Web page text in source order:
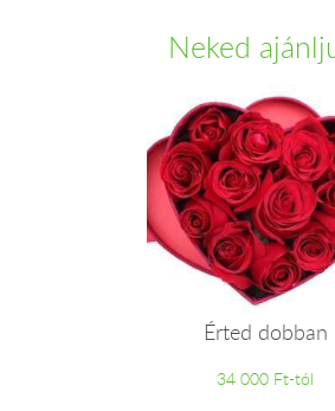
Neked
Érted dobban
34 000 Ft-tól